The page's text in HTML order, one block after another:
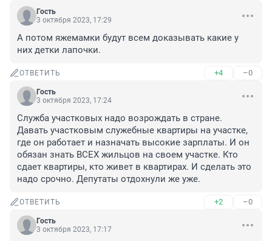
Гость
3 октября 2023, 17:29
А потом яжемамки будут всем доказывать какие у
них детки лапочки.
ОТВЕТИТЬ +4 –0
Гость
3 октября 2023, 17:24
Служба участковых надо возрождать в стране.
Давать участковым служебные квартиры на участке,
где он работает и назначать высокие зарплаты. И он
обязан знать ВСЕХ жильцов на своем участке. Кто
сдает квартиры, кто живет в квартирах. И сделать это
надо срочно. Депутаты отдохнули же уже.
ОТВЕТИТЬ +2 –0
Гость
3 октября 2023, 17:17